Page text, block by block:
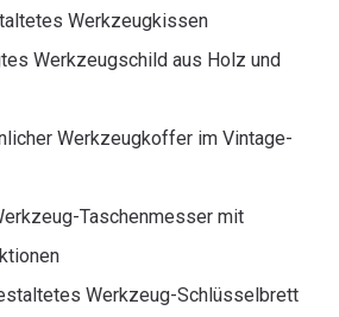
Werkzeugkissen
Werkzeugschild aus Holz und
Werkzeugkoffer im Vintage-
Taschenmesser mit
Werkzeug-Schlüsselbrett